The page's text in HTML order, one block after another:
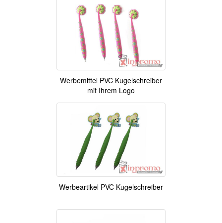
Werbemittel PVC Kugelschreiber
mit Ihrem Logo
Werbeartikel PVC Kugelschreiber